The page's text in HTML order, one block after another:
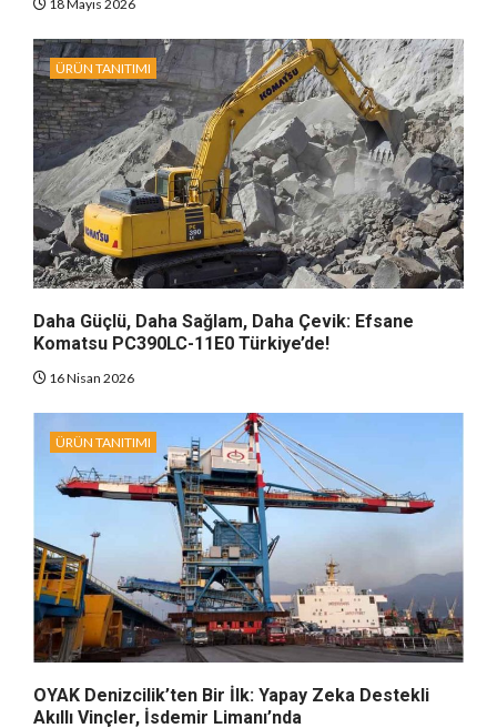
18 Mayıs 2026
ÜRÜN TANITIMI
Daha Güçlü, Daha Sağlam, Daha Çevik: Efsane
Komatsu PC390LC-11E0 Türkiye’de!
16 Nisan 2026
ÜRÜN TANITIMI
OYAK Denizcilik’ten Bir İlk: Yapay Zeka Destekli
Akıllı Vinçler, İsdemir Limanı’nda